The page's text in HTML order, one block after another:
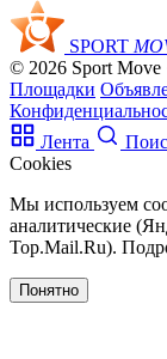
SPORT
© 2026 Sport Move
Площадки
Лента
Cookies
Мы используем
аналитические
Top.Mail.Ru).
Понятно